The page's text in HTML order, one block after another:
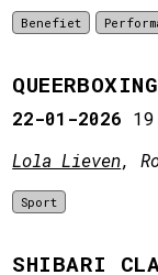
Benefiet
QUEERBOXING
22-01-2026
Lola Lieven,
Sport
SHIBARI